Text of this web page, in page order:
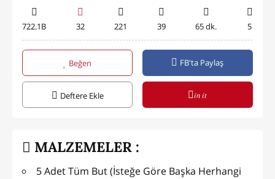
722.1B 32 221 39 65 dk. 5
Beğen FB'ta Paylaş
Deftere Ekle in it
MALZEMELER :
5 Adet Tüm But (İsteğe Göre Başka Herhangi